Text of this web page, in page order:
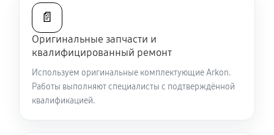
Восстановление питания
590 руб 60 минут
Замена CORE прицела ночного видения Arkon
Digital Pro DP940L
810 руб
📄
Оригинальные запчасти и
квалифицированный ремонт
Используем оригинальные комплектующие Arkon.
Работы выполняют специалисты с подтверждённой
квалификацией.